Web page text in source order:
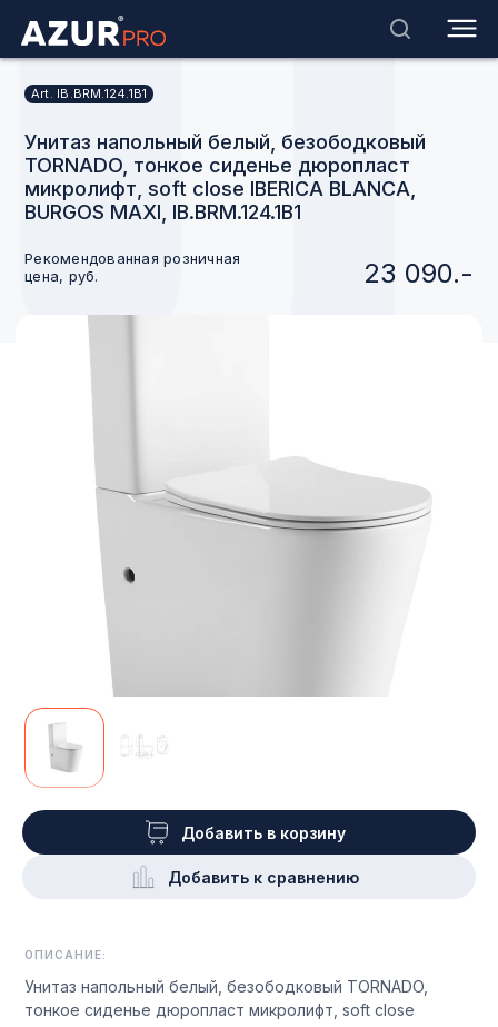
Art. IB.BRM.124.1B1
Унитаз напольный белый, безободковый
TORNADO, тонкое сиденье дюропласт
микролифт, soft close IBERICA BLANCA,
BURGOS MAXI, IB.BRM.124.1B1
ОПИСАНИЕ:
Унитаз напольный белый, безободковый TORNADO,
тонкое сиденье дюропласт микролифт, soft close
Рекомендованная розничная
цена, руб.
23 090.-
Добавить в корзину
Добавить к сравнению